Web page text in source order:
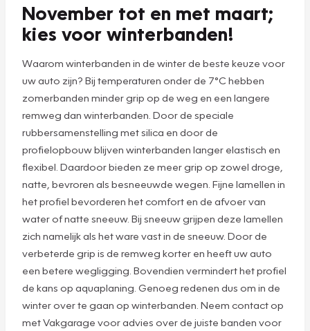
November tot en met maart;
kies voor winterbanden!
Waarom winterbanden in de winter de beste keuze voor
uw auto zijn? Bij temperaturen onder de 7°C hebben
zomerbanden minder grip op de weg en een langere
remweg dan winterbanden. Door de speciale
rubbersamenstelling met silica en door de
profielopbouw blijven winterbanden langer elastisch en
flexibel. Daardoor bieden ze meer grip op zowel droge,
natte, bevroren als besneeuwde wegen. Fijne lamellen in
het profiel bevorderen het comfort en de afvoer van
water of natte sneeuw. Bij sneeuw grijpen deze lamellen
zich namelijk als het ware vast in de sneeuw. Door de
verbeterde grip is de remweg korter en heeft uw auto
een betere wegligging. Bovendien vermindert het profiel
de kans op aquaplaning. Genoeg redenen dus om in de
winter over te gaan op winterbanden. Neem contact op
met Vakgarage voor advies over de juiste banden voor